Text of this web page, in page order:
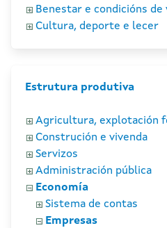
Benestar e condicións de
Cultura, deporte e lecer
Estrutura produtiva
Agricultura, explotación
Construción e vivenda
Servizos
Administración pública
Economía
Sistema de contas
Empresas